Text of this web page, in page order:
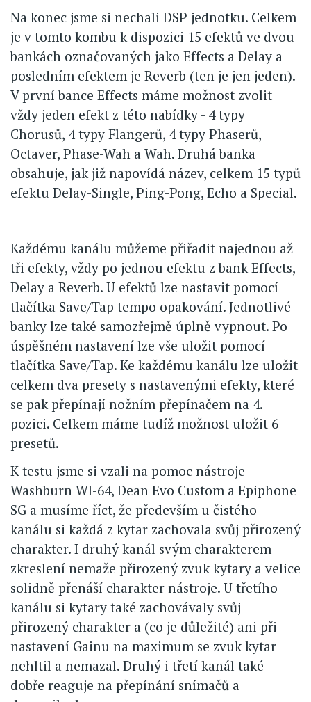
Na konec jsme si nechali DSP jednotku. Celkem
je v tomto kombu k dispozici 15 efektů ve dvou
bankách označovaných jako Effects a Delay a
posledním efektem je Reverb (ten je jen jeden).
V první bance Effects máme možnost zvolit
vždy jeden efekt z této nabídky - 4 typy
Chorusů, 4 typy Flangerů, 4 typy Phaserů,
Octaver, Phase-Wah a Wah. Druhá banka
obsahuje, jak již napovídá název, celkem 15 typů
efektu Delay-Single, Ping-Pong, Echo a Special.
Každému kanálu můžeme přiřadit najednou až
tři efekty, vždy po jednou efektu z bank Effects,
Delay a Reverb. U efektů lze nastavit pomocí
tlačítka Save/Tap tempo opakování. Jednotlivé
banky lze také samozřejmě úplně vypnout. Po
úspěšném nastavení lze vše uložit pomocí
tlačítka Save/Tap. Ke každému kanálu lze uložit
celkem dva presety s nastavenými efekty, které
se pak přepínají nožním přepínačem na 4.
pozici. Celkem máme tudíž možnost uložit 6
presetů.
K testu jsme si vzali na pomoc nástroje
Washburn WI-64, Dean Evo Custom a Epiphone
SG a musíme říct, že především u čistého
kanálu si každá z kytar zachovala svůj přirozený
charakter. I druhý kanál svým charakterem
zkreslení nemaže přirozený zvuk kytary a velice
solidně přenáší charakter nástroje. U třetího
kanálu si kytary také zachovávaly svůj
přirozený charakter a (co je důležité) ani při
nastavení Gainu na maximum se zvuk kytar
nehltil a nemazal. Druhý i třetí kanál také
dobře reaguje na přepínání snímačů a